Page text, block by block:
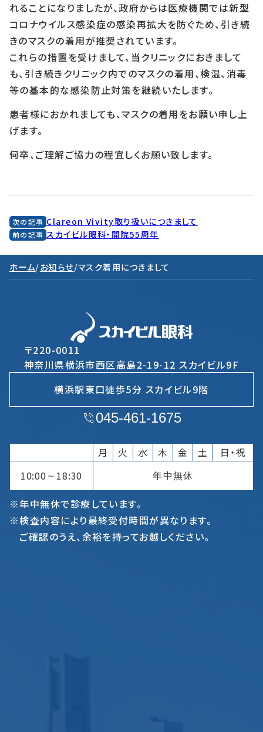
れることになりましたが、政府からは医療機関では新型
コロナウイルス感染症の感染再拡大を防ぐため、 引き続
きのマスクの着用が推奨されています。
これらの措置を受けまして、当クリニックにおきまして
も、引き続きクリニック内でのマスクの着用、検温、消毒
等の基本的な感染防止対策を継続いたします。
患者様におかれましても、マスクの着用をお願い申し上
げます。
何卒、ご理解ご協力の程宜しくお願い致します。
次の記事 Clareon Vivity取り扱いにつきまして
前の記事 スカイビル眼科・開院55周年
ホーム/お知らせ/マスク着用につきまして
〒220-0011
神奈川県横浜市西区高島2-19-12 スカイビル9F
横浜駅東口徒歩5分 スカイビル9階
045-461-1675
月 火 水 木 金 土
日・祝
10:00 ～ 18:30 年中無休
※年中無休で診療しています。
※検査内容により最終受付時間が異なります。
ご確認のうえ、余裕を持ってお越しください。